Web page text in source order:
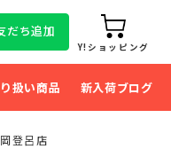
だち追加
Y!ショッピング
扱い商品 新入荷ブログ
登呂店